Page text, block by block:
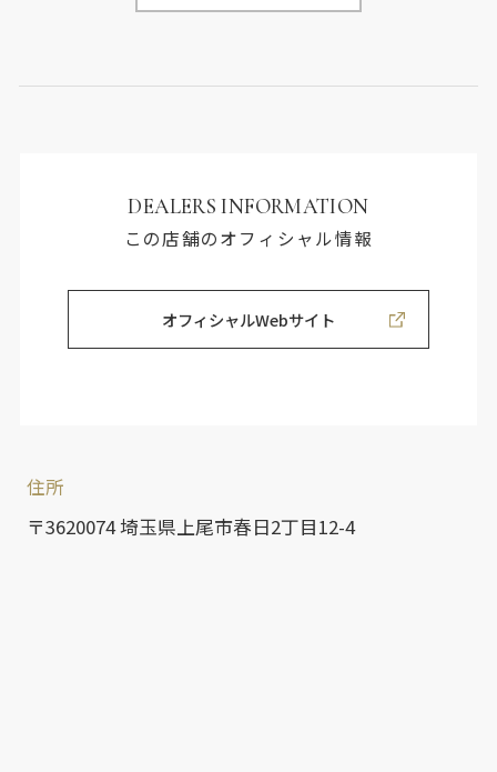
DEALERS INFORMATION
この店舗のオフィシャル情報
オフィシャルWebサイト
住所
〒3620074 埼玉県上尾市春日2丁目12-4